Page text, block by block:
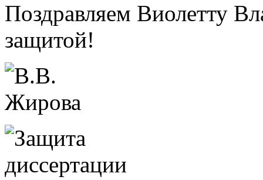
Поздравляем Виолетту
защитой!